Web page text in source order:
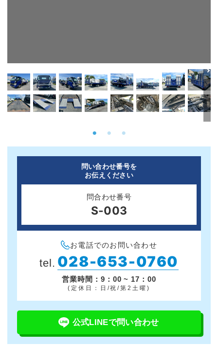
問い合わせ番号を
お伝えください
問合わせ番号
S-003
お電話でのお問い合わせ
tel. 028-653-0760
営業時間：9：00 ~ 17：00
(定休日：日/祝/第2土曜)
公式LINEで問い合わせ